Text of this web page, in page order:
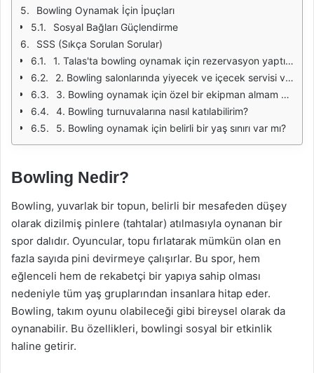
Bowling Oynamak İçin İpuçları
Sosyal Bağları Güçlendirme
SSS (Sıkça Sorulan Sorular)
1. Talas'ta bowling oynamak için rezervasyon yaptırmam gerekiyor mu?
2. Bowling salonlarında yiyecek ve içecek servisi var mı?
3. Bowling oynamak için özel bir ekipman almam gerekiyor mu?
4. Bowling turnuvalarına nasıl katılabilirim?
5. Bowling oynamak için belirli bir yaş sınırı var mı?
Bowling Nedir?
Bowling, yuvarlak bir topun, belirli bir mesafeden düşey
olarak dizilmiş pinlere (tahtalar) atılmasıyla oynanan bir
spor dalıdır. Oyuncular, topu fırlatarak mümkün olan en
fazla sayıda pini devirmeye çalışırlar. Bu spor, hem
eğlenceli hem de rekabetçi bir yapıya sahip olması
nedeniyle tüm yaş gruplarından insanlara hitap eder.
Bowling, takım oyunu olabileceği gibi bireysel olarak da
oynanabilir. Bu özellikleri, bowlingi sosyal bir etkinlik
haline getirir.